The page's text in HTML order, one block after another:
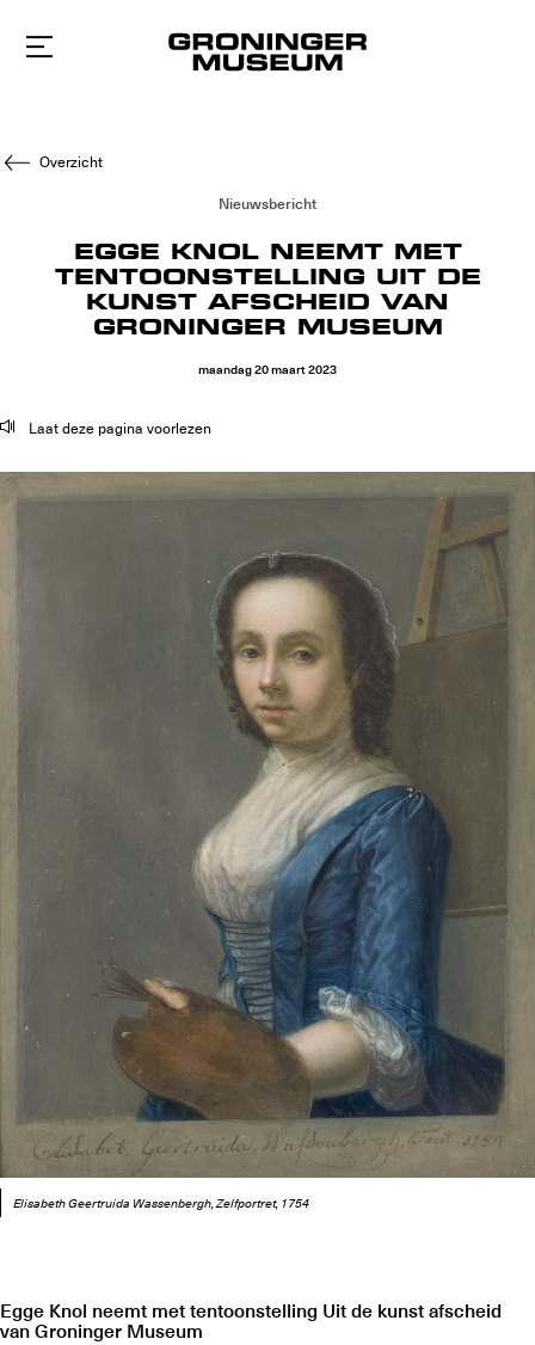
Naar
hoofdinhoud
Overzicht
Nieuwsbericht
EGGE KNOL NEEMT MET
TENTOONSTELLING UIT DE
KUNST AFSCHEID VAN
GRONINGER MUSEUM
maandag20maart2023
Laat deze pagina voorlezen
Elisabeth Geertruida Wassenbergh, Zelfportret, 1754
Egge Knol neemt met tentoonstelling Uit de kunst afscheid
van Groninger Museum